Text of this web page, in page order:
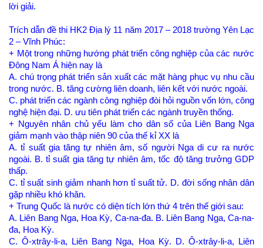
lời giải.
Trích dẫn đề thi HK2 Địa lý 11 năm 2017 – 2018 trường Yên Lạc
2 – Vĩnh Phúc:
+ Một trong những hướng phát triển công nghiệp của các nước
Đông Nam Á hiện nay là
A. chú trọng phát triển sản xuất các mặt hàng phục vụ nhu cầu
trong nước. B. tăng cường liên doanh, liên kết với nước ngoài.
C. phát triển các ngành công nghiệp đòi hỏi nguồn vốn lớn, công
nghệ hiện đại. D. ưu tiên phát triển các ngành truyền thống.
+ Nguyên nhân chủ yếu làm cho dân số của Liên Bang Nga
giảm mạnh vào thập niên 90 của thế kỉ XX là
A. tỉ suất gia tăng tự nhiên âm, số người Nga di cư ra nước
ngoài. B. tỉ suất gia tăng tự nhiên âm, tốc độ tăng trưởng GDP
thấp.
C. tỉ suất sinh giảm nhanh hơn tỉ suất tử. D. đời sống nhân dân
gặp nhiều khó khăn.
+ Trung Quốc là nước có diện tích lớn thứ 4 trên thế giới sau:
A. Liên Bang Nga, Hoa Kỳ, Ca-na-đa. B. Liên Bang Nga, Ca-na-
đa, Hoa Kỳ.
C. Ô-xtrây-li-a, Liên Bang Nga, Hoa Kỳ. D. Ô-xtrây-li-a, Liên